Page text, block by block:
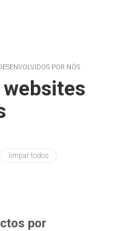
POR NÓS
limpar todos
por